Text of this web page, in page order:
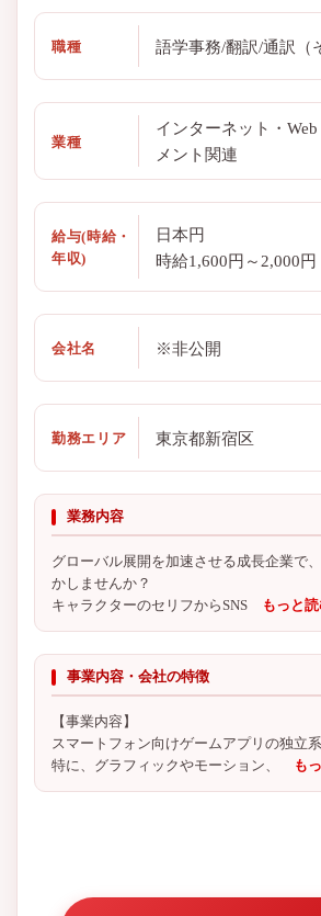
職種 語学事務/翻訳/通訳（
業種
インターネット・
メント関連
給与(時給・
年収)
日本円
時給1,600円～2,000円
会社名 ※非公開
勤務エリア 東京都新宿区
業務内容
グローバル展開を加速させる成長企業で
かしませんか？
キャラクターのセリフからSNS もっと
事業内容・会社の特徴
【事業内容】
スマートフォン向けゲームアプリの独立
特に、グラフィックやモーション、
も